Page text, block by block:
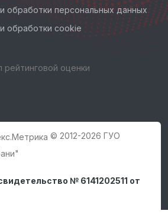
обработки персональных данных
обработки cookie
рейтинговой оценки
© 2012-2026 ГУО
№ 6141202511 от